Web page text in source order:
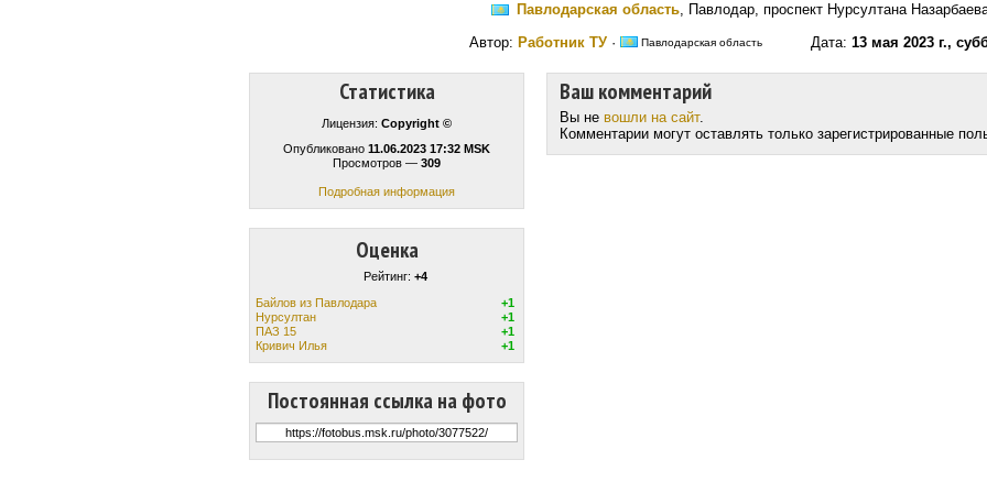
Павлодарская область, Павлодар, проспект Нурсултана
Автор: Работник ТУ· Павлодарская областьДата: 13 мая 2023 г.,
Статистика
Лицензия: Copyright ©
Опубликовано 11.06.2023 17:32 MSK
Просмотров — 309
Подробная информация
Оценка
Рейтинг: +4
Байлов из Павлодара
+1
Нурсултан
+1
ПАЗ 15
+1
Кривич Илья
+1
Постоянная ссылка на фото
Ваш комментарий
Вы не вошли на сайт.
Комментарии могут оставлять только зарегистрированные